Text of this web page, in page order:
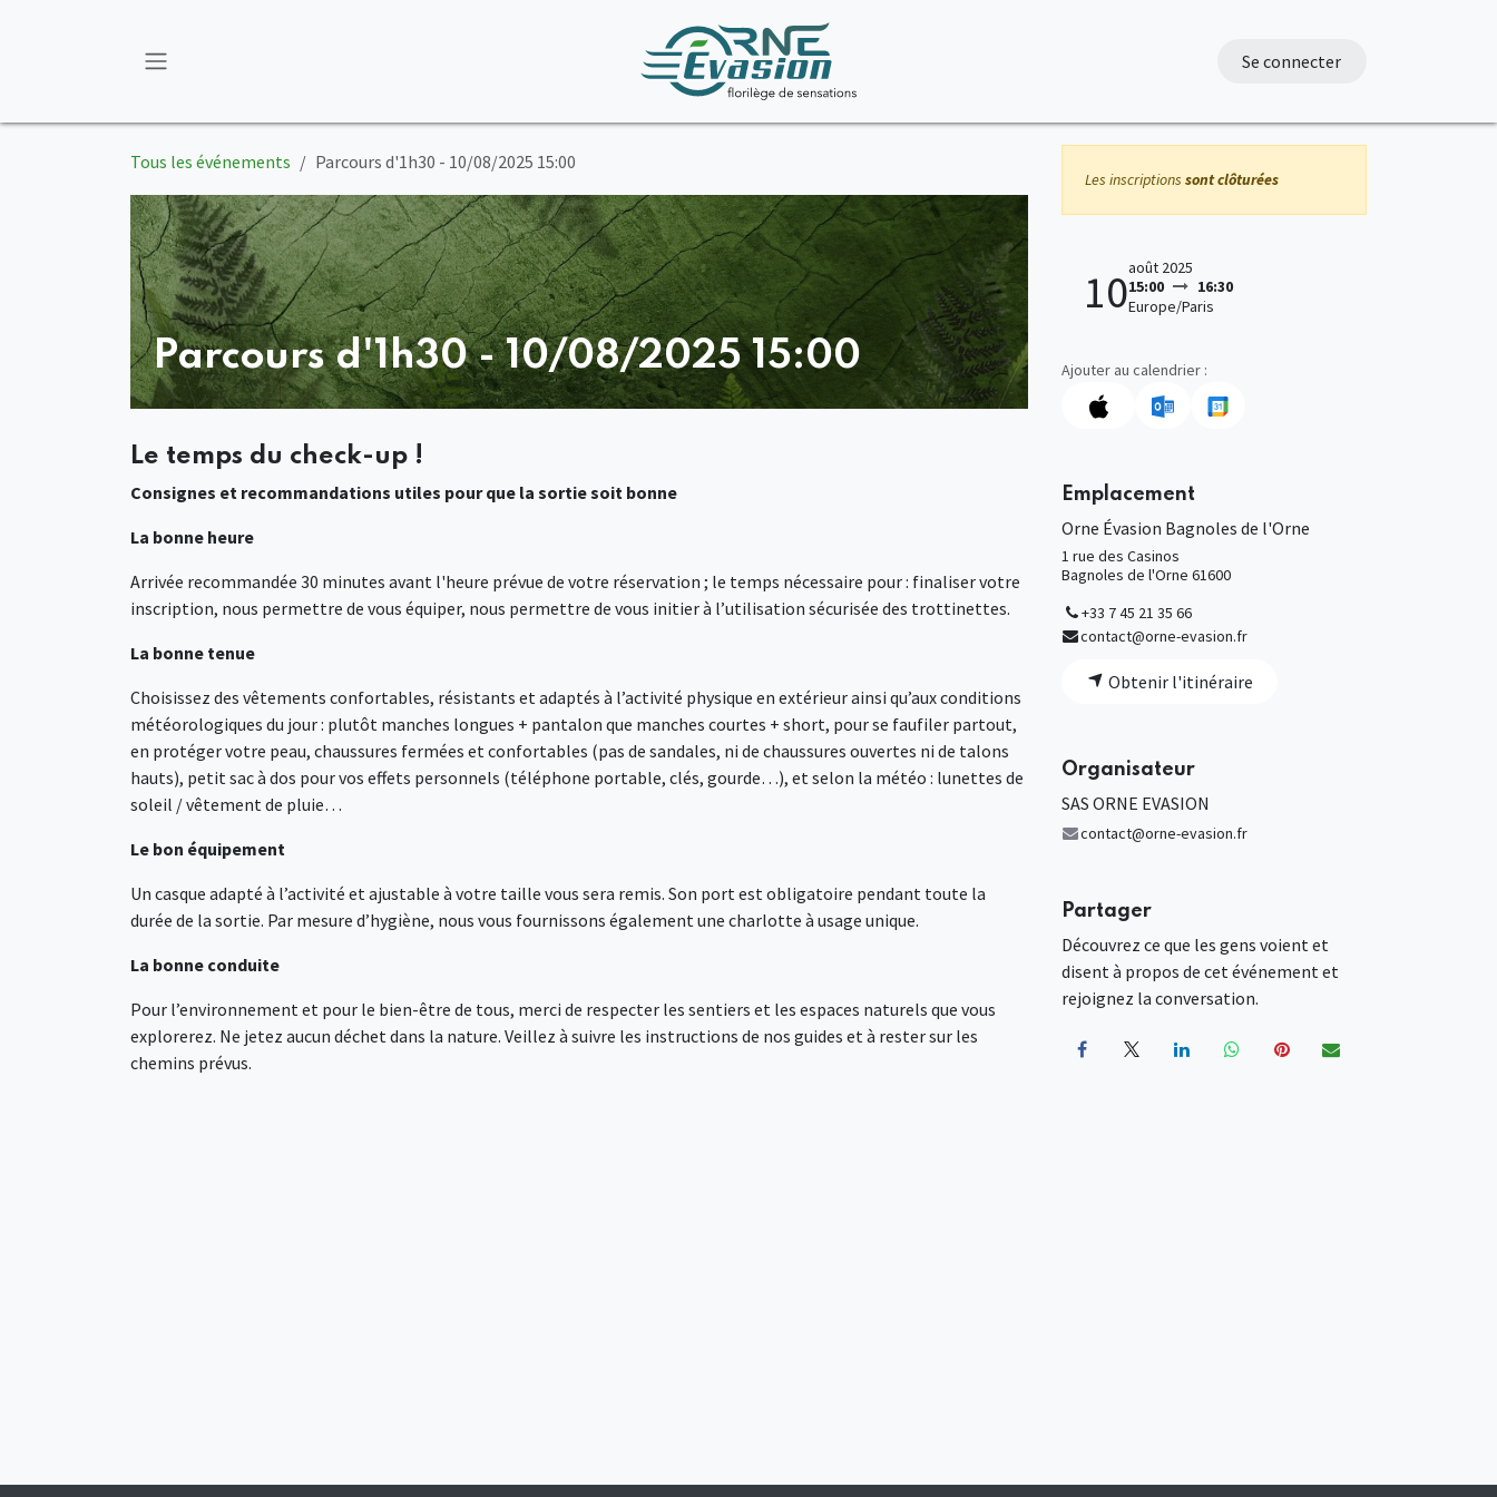
Se connecter
Tous les événements Parcours d'1h30 - 10/08/2025 15:00
Parcours d'1h30 - 10/08/2025 15:00
Le temps du check-up !
Consignes et recommandations utiles pour que la sortie soit bonne
La bonne heure
Arrivée recommandée 30 minutes avant l'heure prévue de votre réservation ; le temps nécessaire pour : finaliser votre
inscription, nous permettre de vous équiper, nous permettre de vous initier à l’utilisation sécurisée des trottinettes.
La bonne tenue
Choisissez des vêtements confortables, résistants et adaptés à l’activité physique en extérieur ainsi qu’aux conditions
météorologiques du jour : plutôt manches longues + pantalon que manches courtes + short, pour se faufiler partout,
en protéger votre peau, chaussures fermées et confortables (pas de sandales, ni de chaussures ouvertes ni de talons
hauts), petit sac à dos pour vos effets personnels (téléphone portable, clés, gourde…), et selon la météo : lunettes de
soleil / vêtement de pluie…
Le bon équipement
Un casque adapté à l’activité et ajustable à votre taille vous sera remis. Son port est obligatoire pendant toute la
durée de la sortie. Par mesure d’hygiène, nous vous fournissons également une charlotte à usage unique.
La bonne conduite
Pour l’environnement et pour le bien-être de tous, merci de respecter les sentiers et les espaces naturels que vous
explorerez. Ne jetez aucun déchet dans la nature. Veillez à suivre les instructions de nos guides et à rester sur les
chemins prévus.
Les inscriptions sont clôturées
10août 2025
15:00
16:30
Europe/Paris
Ajouter au calendrier :
Emplacement
Orne Évasion Bagnoles de l'Orne
1 rue des Casinos
Bagnoles de l'Orne 61600
+33 7 45 21 35 66
contact@orne-evasion.fr
Obtenir l'itinéraire
Organisateur
SAS ORNE EVASION
contact@orne-evasion.fr
Partager
Découvrez ce que les gens voient et
disent à propos de cet événement et
rejoignez la conversation.